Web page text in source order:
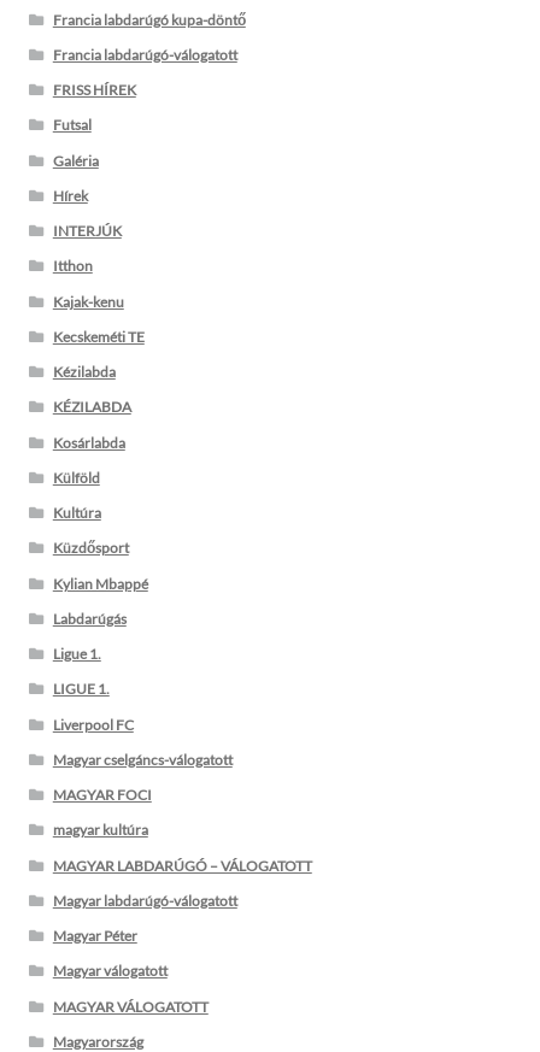
Francia labdarúgó kupa-döntő
Francia labdarúgó-válogatott
FRISS HÍREK
Futsal
Galéria
Hírek
INTERJÚK
Itthon
Kajak-kenu
Kecskeméti TE
Kézilabda
KÉZILABDA
Kosárlabda
Külföld
Kultúra
Küzdősport
Kylian Mbappé
Labdarúgás
Ligue 1.
LIGUE 1.
Liverpool FC
Magyar cselgáncs-válogatott
MAGYAR FOCI
magyar kultúra
MAGYAR LABDARÚGÓ – VÁLOGATOTT
Magyar labdarúgó-válogatott
Magyar Péter
Magyar válogatott
MAGYAR VÁLOGATOTT
Magyarország